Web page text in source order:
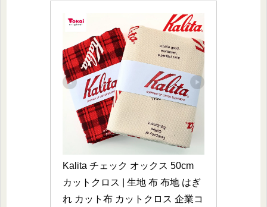
Kalita チェック オックス 50cm
カットクロス | 生地 布 布地 はぎ
れ カット布 カットクロス 企業コ